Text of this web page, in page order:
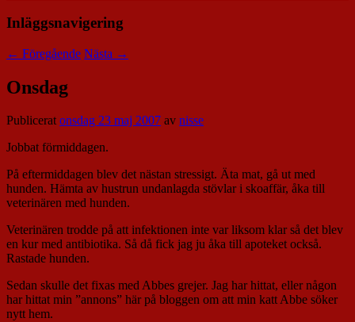
Inläggsnavigering
← Föregående Nästa →
Onsdag
Publiceratonsdag 23 maj 2007 av nisse
Jobbat förmiddagen.
På eftermiddagen blev det nästan stressigt. Äta mat, gå ut med
hunden. Hämta av hustrun undanlagda stövlar i skoaffär, åka till
veterinären med hunden.
Veterinären trodde på att infektionen inte var liksom klar så det blev
en kur med antibiotika. Så då fick jag ju åka till apoteket också.
Rastade hunden.
Sedan skulle det fixas med Abbes grejer. Jag har hittat, eller någon
har hittat min ”annons” här på bloggen om att min katt Abbe söker
nytt hem.